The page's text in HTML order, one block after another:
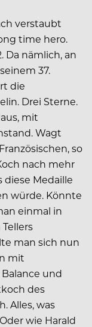
verstaubt
time hero.
Da nämlich, an
37.
die
Drei Sterne.
mit
Wagt
so
nach mehr
diese Medaille
würde. Könnte
einmal in
man sich nun
mit
und
des
Alles, was
wie Harald